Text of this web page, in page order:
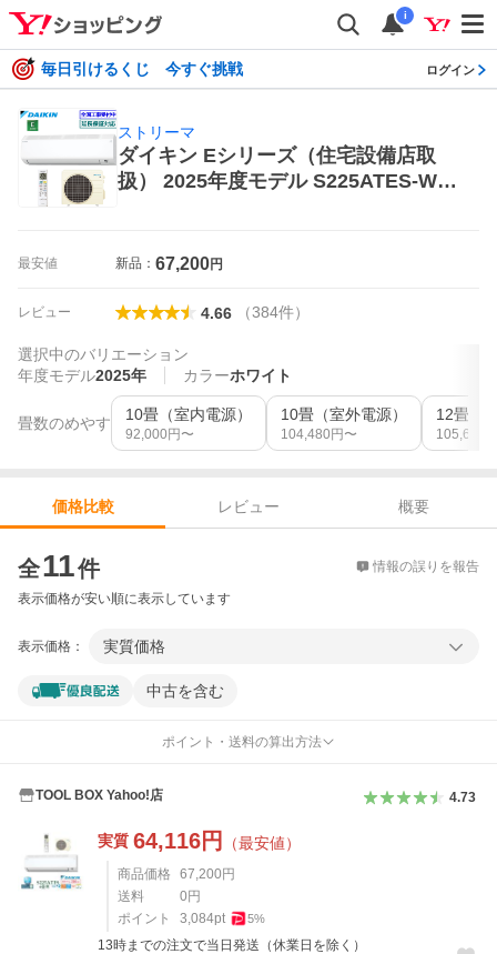
i
毎日引けるくじ 今すぐ挑戦 ログイン
ストリーマ
ダイキン Eシリーズ（住宅設備店取
扱） 2025年度モデル S225ATES-W
最安値 新品： 67,200円
レビュー 4.66 （384件）
選択中のバリエーション
年度モデル2025年 カラーホワイト
畳数のめやす 10畳（室内電源）
92,000 円〜
10畳（室外電源）
104,480 円〜
12畳（
105,699
価格比較 レビュー
概要
全11件 情報の誤りを報告
表示価格が安い順に表示しています
表示価格： 実質価格
中古を含む
ポイント・送料の算出方法
TOOL BOX Yahoo!店 4.73
実質 64,116円 （最安値）
商品価格 67,200 円
送料
0 円
ポイント
3,084pt 5%
13時までの注文で当日発送（休業日を除く）